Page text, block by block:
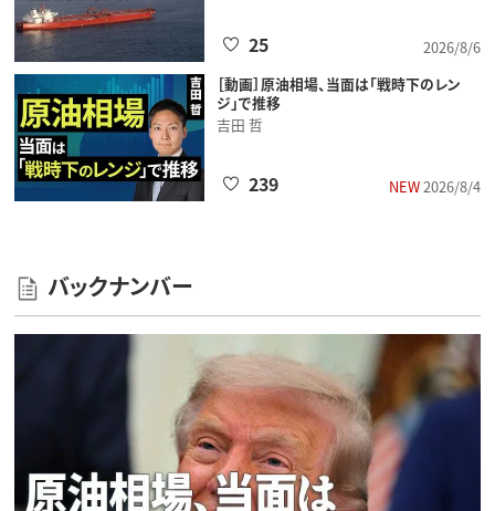
2026/8/6
25
［動画］原油相場、当面は「戦時下のレン
ジ」で推移
吉田 哲
NEW2026/8/4
239
バックナンバー